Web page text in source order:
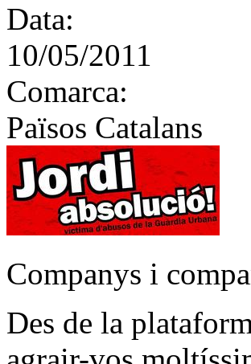
Data:
10/05/2011
Comarca:
Països Catalans
Companys i
Des de la